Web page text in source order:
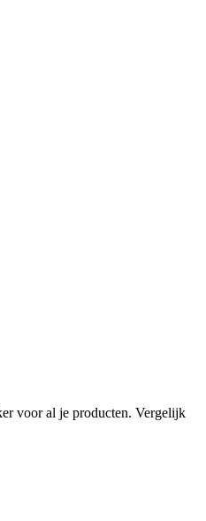
voor al je producten. Vergelijk